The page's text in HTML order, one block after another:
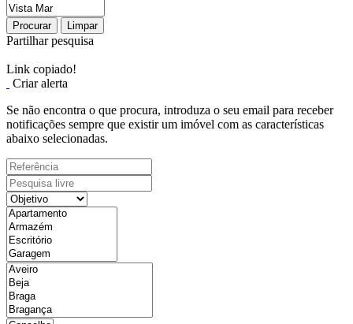
Procurar Limpar
Partilhar pesquisa
Link copiado!
Criar alerta
Se não encontra o que procura, introduza o seu email para receber
notificações sempre que existir um imóvel com as características
abaixo selecionadas.